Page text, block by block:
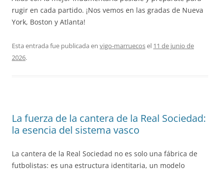
rugir en cada partido. ¡Nos vemos en las gradas de Nueva
York, Boston y Atlanta!
Esta entrada fue publicada en vigo-marruecosel 11 de junio de
2026.
La fuerza de la cantera de la Real Sociedad:
la esencia del sistema vasco
La cantera de la Real Sociedad no es solo una fábrica de
futbolistas: es una estructura identitaria, un modelo